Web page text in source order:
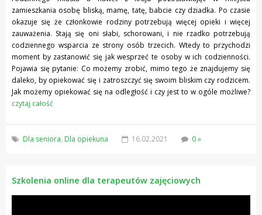
zamieszkania osobę bliską, mamę, tatę, babcie czy dziadka. Po czasie
okazuje się że członkowie rodziny potrzebują więcej opieki i więcej
zauważenia. Stają się oni słabi, schorowani, i nie rzadko potrzebują
codziennego wsparcia ze strony osób trzecich. Wtedy to przychodzi
moment by zastanowić się jak wesprzeć te osoby w ich codzienności.
Pojawia się pytanie: Co możemy zrobić, mimo tego że znajdujemy się
daleko, by opiekować się i zatroszczyć się swoim bliskim czy rodzicem.
Jak możemy opiekować się na odległość i czy jest to w ogóle możliwe?
czytaj całość
Dla seniora, Dla opiekuna 16.02.2021 0 »
Szkolenia online dla terapeutów zajęciowych